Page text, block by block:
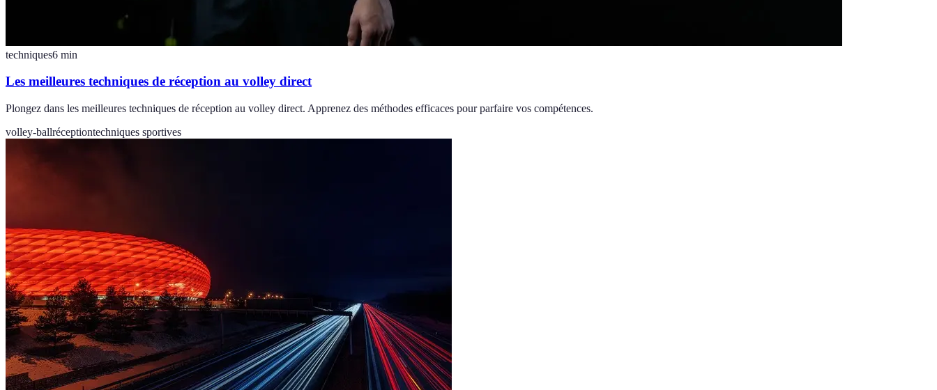
techniques6 min
Les meilleures techniques de réception au volley direct
Plongez dans les meilleures techniques de réception au volley direct. Apprenez des méthodes efficaces pour parfaire vos compétences.
volley-ballréceptiontechniques sportives